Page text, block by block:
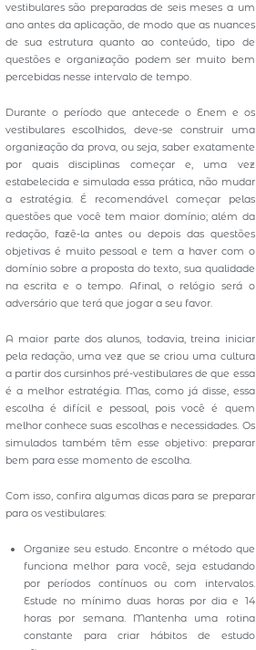
vestibulares são preparadas de seis meses a um
ano antes da aplicação, de modo que as nuances
de sua estrutura quanto ao conteúdo, tipo de
questões e organização podem ser muito bem
percebidas nesse intervalo de tempo.
Durante o período que antecede o Enem e os
vestibulares escolhidos, deve-se construir uma
organização da prova, ou seja, saber exatamente
por quais disciplinas começar e, uma vez
estabelecida e simulada essa prática, não mudar
a estratégia. É recomendável começar pelas
questões que você tem maior domínio; além da
redação, fazê-la antes ou depois das questões
objetivas é muito pessoal e tem a haver com o
domínio sobre a proposta do texto, sua qualidade
na escrita e o tempo. Afinal, o relógio será o
adversário que terá que jogar a seu favor.
A maior parte dos alunos, todavia, treina iniciar
pela redação, uma vez que se criou uma cultura
a partir dos cursinhos pré-vestibulares de que essa
é a melhor estratégia. Mas, como já disse, essa
escolha é difícil e pessoal, pois você é quem
melhor conhece suas escolhas e necessidades. Os
simulados também têm esse objetivo: preparar
bem para esse momento de escolha.
Com isso, confira algumas dicas para se preparar
para os vestibulares:
Organize seu estudo. Encontre o método que
funciona melhor para você, seja estudando
por períodos contínuos ou com intervalos.
Estude no mínimo duas horas por dia e 14
horas por semana. Mantenha uma rotina
constante para criar hábitos de estudo